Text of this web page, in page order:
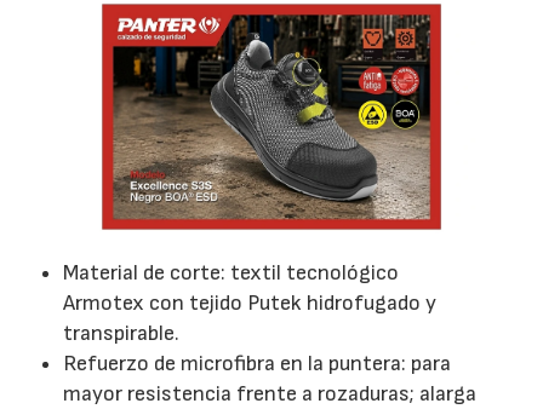
Material de corte: textil tecnológico
Armotex con tejido Putek hidrofugado y
transpirable.
Refuerzo de microfibra en la puntera: para
mayor resistencia frente a rozaduras; alarga